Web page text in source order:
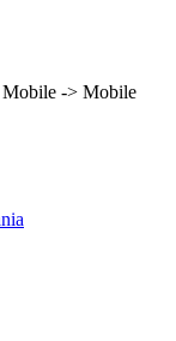
Mobile -> Mobile